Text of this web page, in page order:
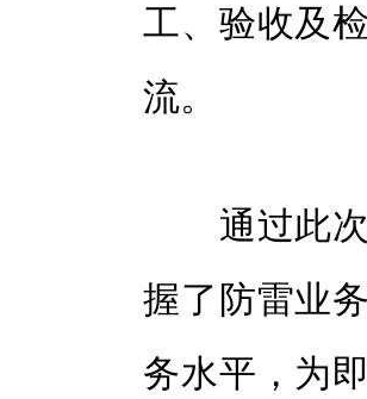
工、验收及
流。
通过此次
握了防雷业
务水平，为